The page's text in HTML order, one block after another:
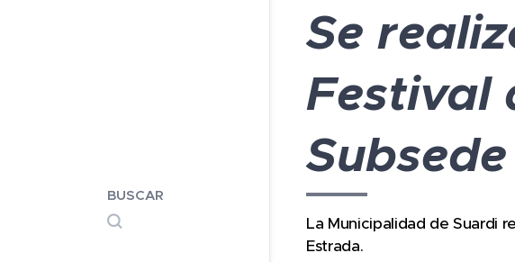
BUSCAR
Se
Festival
La Municipalidad de Suardi
Estrada.